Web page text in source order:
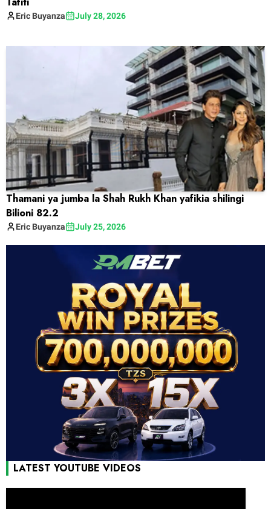
Eric Buyanza July 28, 2026
Thamani ya jumba la Shah Rukh Khan yafikia shilingi
Bilioni 82.2
Eric Buyanza July 25, 2026
LATEST YOUTUBE VIDEOS